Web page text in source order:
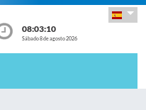
08:03:10
Sábado 8 de agosto 2026